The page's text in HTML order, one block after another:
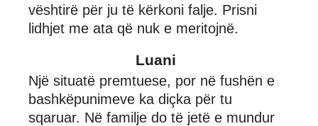
vështirë për ju të kërkoni falje. Prisni
lidhjet me ata që nuk e meritojnë.
Luani
Një situatë premtuese, por në fushën e
bashkëpunimeve ka diçka për tu
sqaruar. Në familje do të jetë e mundur